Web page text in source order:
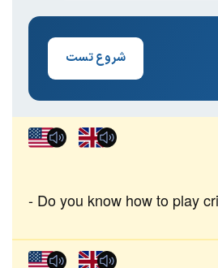
شروع تست
Do you know how to play